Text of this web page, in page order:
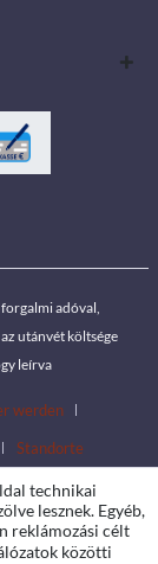
adóval,
utánvét költsége
leírva
werden
Standorte
technikai
lesznek. Egyéb,
reklámozási célt
közötti